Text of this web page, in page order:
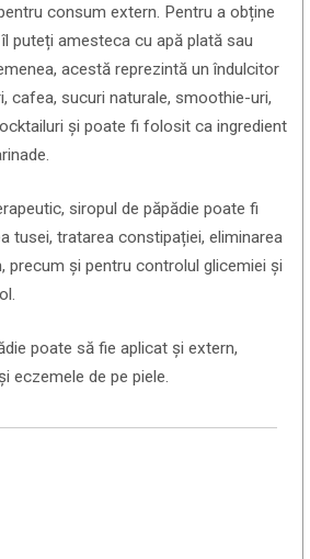
consum extern. Pentru a obține
puteți amesteca cu apă plată sau
acestă reprezintă un îndulcitor
cafea, sucuri naturale, smoothie-uri,
și poate fi folosit ca ingredient
siropul de păpădie poate fi
tusei, tratarea constipației, eliminarea
precum și pentru controlul glicemiei și
poate să fie aplicat și extern,
eczemele de pe piele.